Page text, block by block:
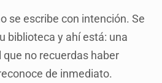
se escribe con intención. Se
biblioteca y ahí está: una
no recuerdas haber
de inmediato.